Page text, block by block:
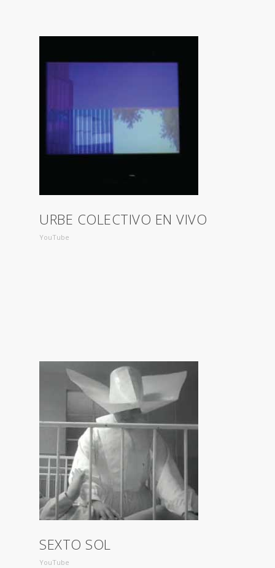
URBE COLECTIVO EN VIVO
YouTube
SEXTO SOL
YouTube